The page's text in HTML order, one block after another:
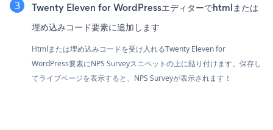
Twenty Eleven for WordPressエディターでhtmlまたは
埋め込みコード要素に追加します
Htmlまたは埋め込みコードを受け入れるTwenty Eleven for
WordPress要素にNPS Surveyスニペットの上に貼り付けます。保存し
てライブページを表示すると、NPS Surveyが表示されます！